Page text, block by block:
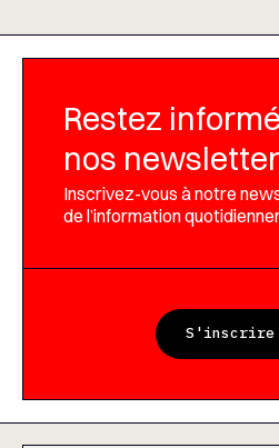
Restez
nos
Inscrivez-vous à notre
de l’information
S'inscrire